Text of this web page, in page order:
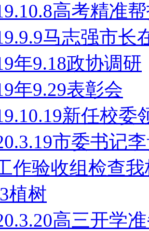
高考精准
马志强市长
年9.18政协调研
年9.29表彰会
新任校委
市委书记
作验收组检查我
植树
高三开学